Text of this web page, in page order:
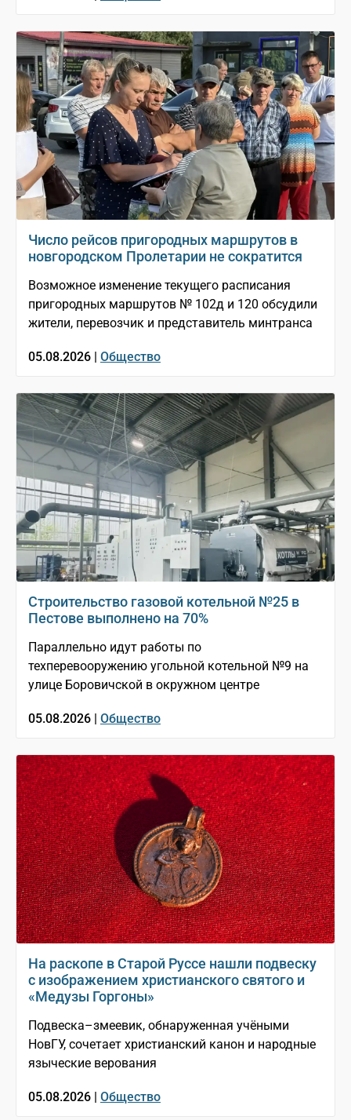
Число рейсов пригородных маршрутов в
новгородском Пролетарии не сократится
Возможное изменение текущего расписания
пригородных маршрутов № 102д и 120 обсудили
жители, перевозчик и представитель минтранса
05.08.2026 | Общество
Строительство газовой котельной №25 в
Пестове выполнено на 70%
Параллельно идут работы по
техперевооружению угольной котельной №9 на
улице Боровичской в окружном центре
05.08.2026 | Общество
На раскопе в Старой Руссе нашли подвеску
с изображением христианского святого и
«Медузы Горгоны»
Подвеска–змеевик, обнаруженная учёными
НовГУ, сочетает христианский канон и народные
языческие верования
05.08.2026 | Общество